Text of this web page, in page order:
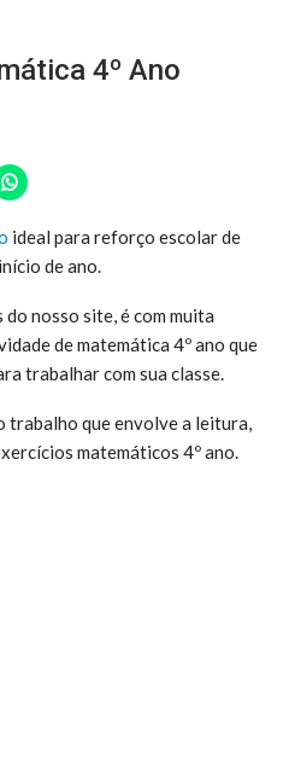
4º Ano
ideal para reforço escolar de
de ano.
nosso site, é com muita
de matemática 4º ano que
trabalhar com sua classe.
trabalho que envolve a leitura,
matemáticos 4º ano.